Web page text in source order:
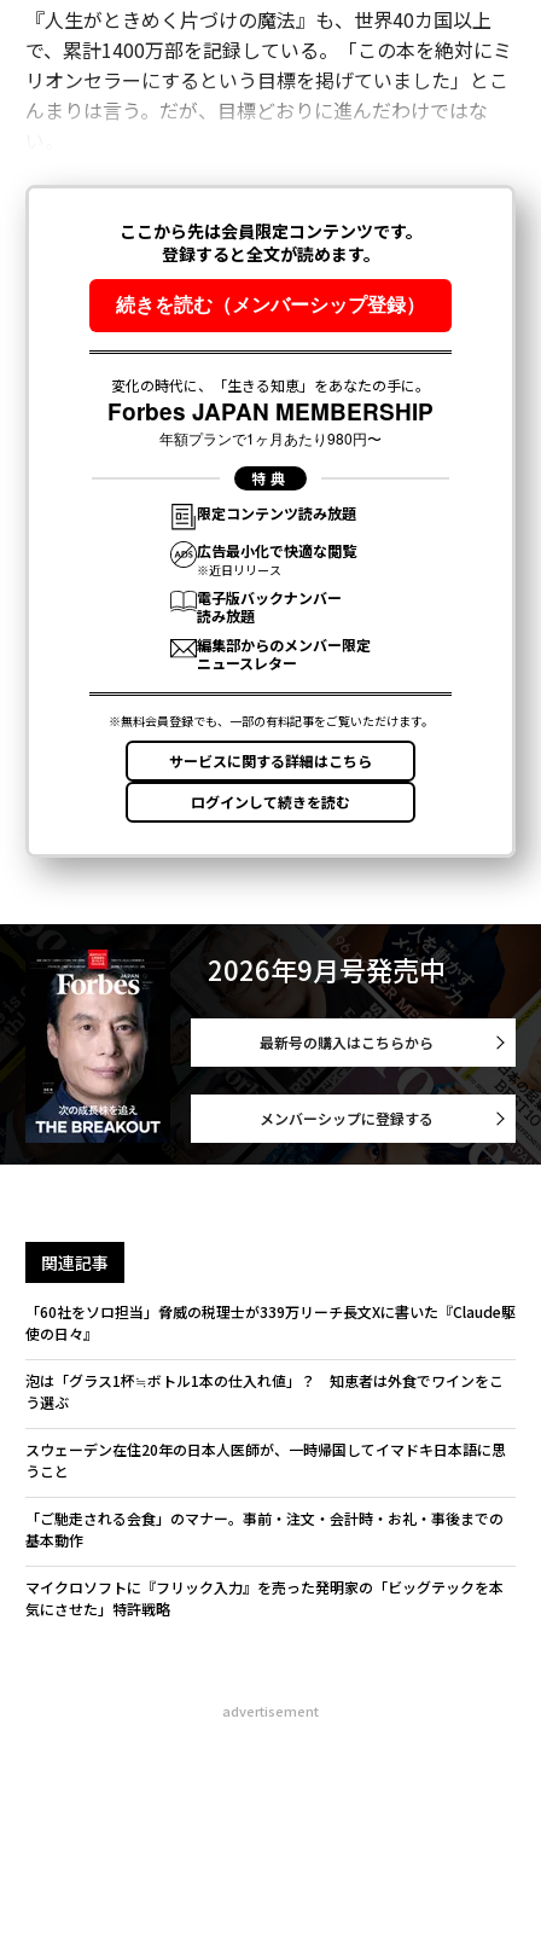
『人生がときめく片づけの魔法』も、世界40カ国以上
で、累計1400万部を記録している。「この本を絶対にミ
リオンセラーにするという目標を掲げていました」とこ
んまりは言う。だが、目標どおりに進んだわけではな
2026年9月号発売中
最新号の購入はこちらから
メンバーシップに登録する
関連記事
「60社をソロ担当」脅威の税理士が339万リーチ長文Xに書いた『Claude駆
使の日々』
泡は「グラス1杯≒ボトル1本の仕入れ値」？ 知恵者は外食でワインをこ
う選ぶ
スウェーデン在住20年の日本人医師が、一時帰国してイマドキ日本語に思
うこと
「ご馳走される会食」のマナー。事前・注文・会計時・お礼・事後までの
基本動作
マイクロソフトに『フリック入力』を売った発明家の「ビッグテックを本
気にさせた」特許戦略
advertisement